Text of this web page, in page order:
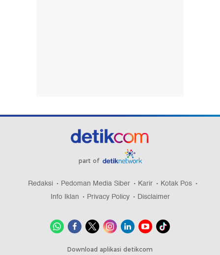
part of
Redaksi Pedoman Media Siber Karir
Kotak Pos
Info Iklan
Privacy Policy Disclaimer
Download aplikasi detikcom